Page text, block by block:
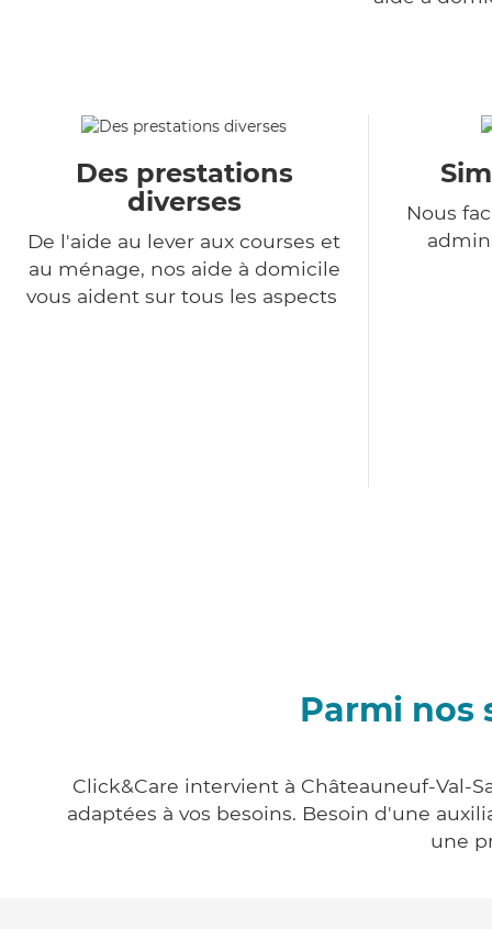
Des prestations
diverses
De l'aide au lever aux courses et
au ménage, nos aide à domicile
vous aident sur tous les aspects
Nous
Parmi nos
Click&Care intervient à Châteauneuf-Val-
adaptées à vos besoins. Besoin d'une
une